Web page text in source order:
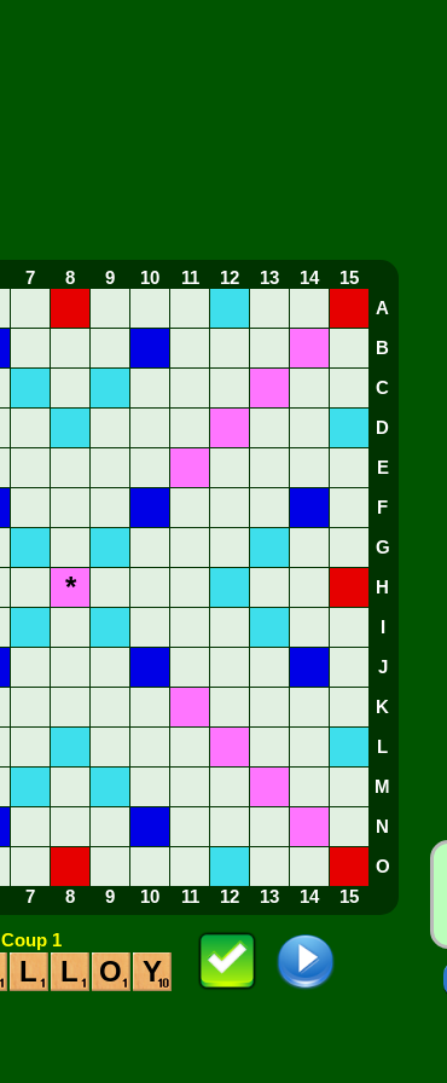
7 8 9 10 11 12 13 14
15
A
B
C
D
E
F
G
* H
J
K
L
M
N
O
7 8 9 10 11 12 13 14 15
Coup 1
L L O Y